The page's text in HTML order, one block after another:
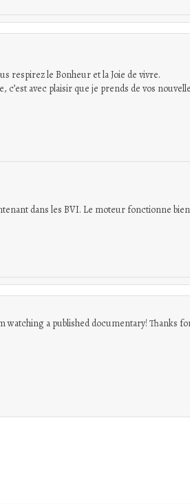
respirez le Bonheur et la Joie de vivre.
avec plaisir que je prends de vos
dans les BVI. Le moteur fonctionne
watching a published documentary! Thanks